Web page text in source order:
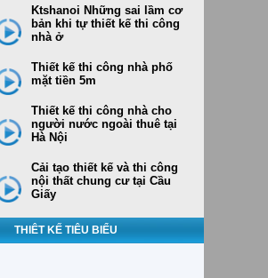
Ktshanoi Những sai lầm cơ
bản khi tự thiết kế thi công
nhà ở
Thiết kế thi công nhà phố
mặt tiền 5m
Thiết kế thi công nhà cho
người nước ngoài thuê tại
Hà Nội
Cải tạo thiết kế và thi công
nội thất chung cư tại Cầu
Giấy
THIÊT KẾ TIÊU BIỂU